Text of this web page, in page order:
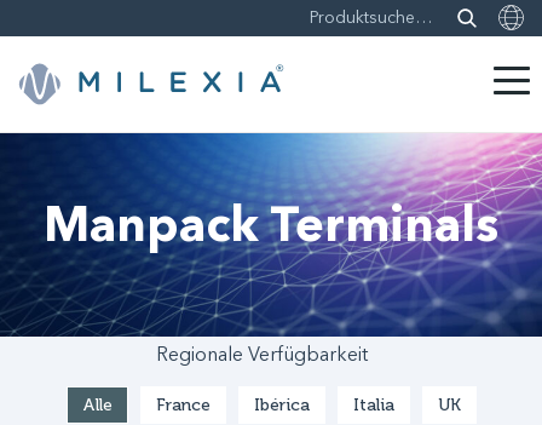
Manpack Terminals
Regionale Verfügbarkeit
Alle France Ibérica Italia UK